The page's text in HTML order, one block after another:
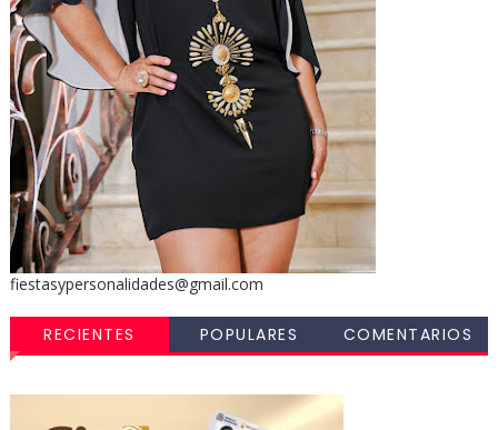
fiestasypersonalidades@gmail.com
RECIENTES POPULARES COMENTARIOS